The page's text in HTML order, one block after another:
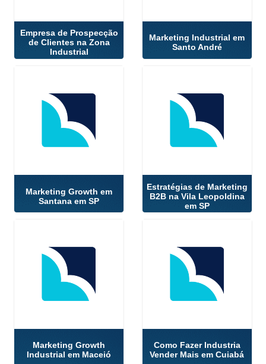
Empresa de Prospecção
de Clientes na Zona
Industrial
Marketing Industrial em
Santo André
Marketing Growth em
Santana em SP
Estratégias de Marketing
B2B na Vila Leopoldina
em SP
Marketing Growth
Industrial em Maceió
Como Fazer Industria
Vender Mais em Cuiabá